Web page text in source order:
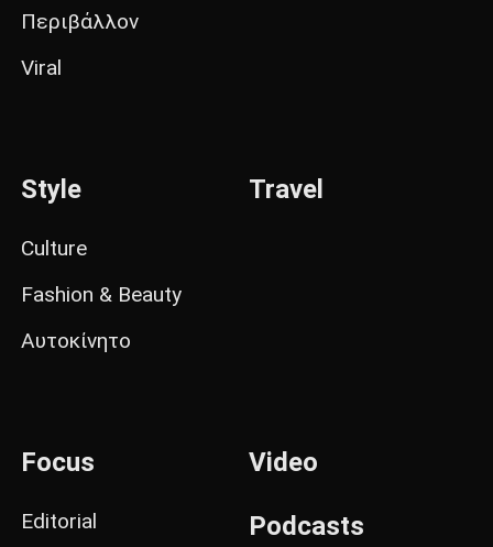
Περιβάλλον
Viral
Style
Culture
Fashion & Beauty
Αυτοκίνητο
Travel
Focus
Editorial
Video
Podcasts